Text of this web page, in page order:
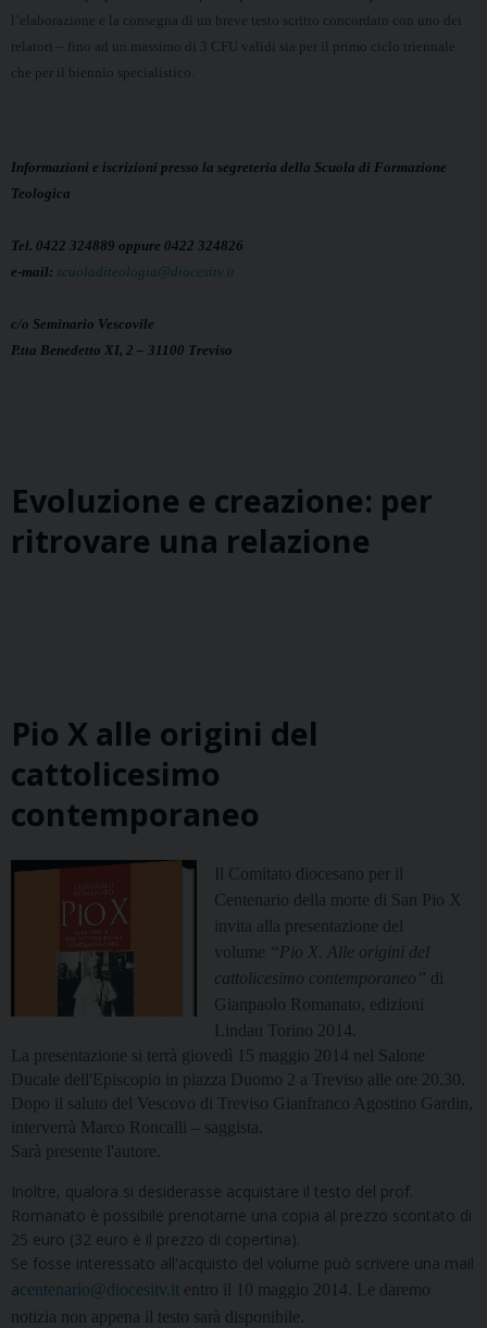
l’elaborazione e la consegna di un breve testo scritto concordato con uno dei
relatori – fino ad un massimo di 3 CFU validi sia per il primo ciclo triennale
che per il biennio specialistico.
Informazioni e iscrizioni presso la segreteria della Scuola di Formazione
Teologica
Tel. 0422 324889 oppure 0422 324826
e-mail: scuoladiteologia@diocesitv.it
c/o Seminario Vescovile
P.tta Benedetto XI, 2 – 31100 Treviso
Evoluzione e creazione: per
ritrovare una relazione
Pio X alle origini del
cattolicesimo
contemporaneo
Il Comitato diocesano per il
Centenario della morte di San Pio X
invita alla presentazione del
volume “Pio X. Alle origini del
cattolicesimo contemporaneo” di
Gianpaolo Romanato, edizioni
Lindau Torino 2014.
La presentazione si terrà giovedì 15 maggio 2014 nel Salone
Ducale dell'Episcopio in piazza Duomo 2 a Treviso alle ore 20.30.
Dopo il saluto del Vescovo di Treviso Gianfranco Agostino Gardin,
interverrà Marco Roncalli – saggista.
Sarà presente l'autore.
Inoltre, qualora si desiderasse acquistare il testo del prof.
Romanato è possibile prenotarne una copia al prezzo scontato di
25 euro (32 euro è il prezzo di copertina).
Se fosse interessato all'acquisto del volume può scrivere una mail
acentenario@diocesitv.it entro il 10 maggio 2014. Le daremo
notizia non appena il testo sarà disponibile.